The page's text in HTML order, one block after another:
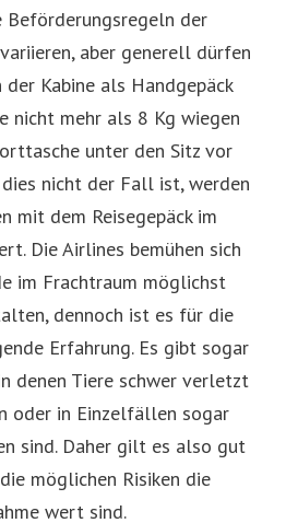
Beförderungsregeln der
aber generell dürfen
der Kabine als Handgepäck
nicht mehr als 8 Kg wiegen
unter den Sitz vor
dies nicht der Fall ist, werden
mit dem Reisegepäck im
Die Airlines bemühen sich
im Frachtraum möglichst
dennoch ist es für die
Erfahrung. Es gibt sogar
denen Tiere schwer verletzt
oder in Einzelfällen sogar
sind. Daher gilt es also gut
möglichen Risiken die
wert sind.